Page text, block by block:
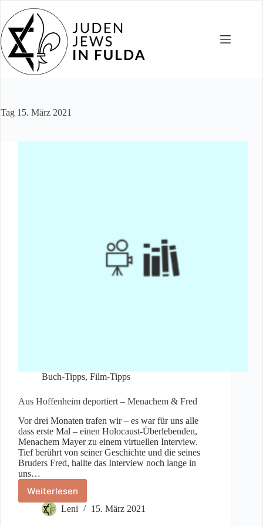
Inhalt
springen
Tag 15. März 2021
Buch-Tipps, Film-Tipps
Aus Hoffenheim deportiert – Menachem & Fred
Vor drei Monaten trafen wir – es war für uns alle
dass erste Mal – einen Holocaust-Überlebenden,
Menachem Mayer zu einem virtuellen Interview.
Tief berührt von seiner Geschichte und die seines
Bruders Fred, hallte das Interview noch lange in
uns…
Weiterlesen
Aus
Hoffenheim
deportiert
Leni 15. März 2021